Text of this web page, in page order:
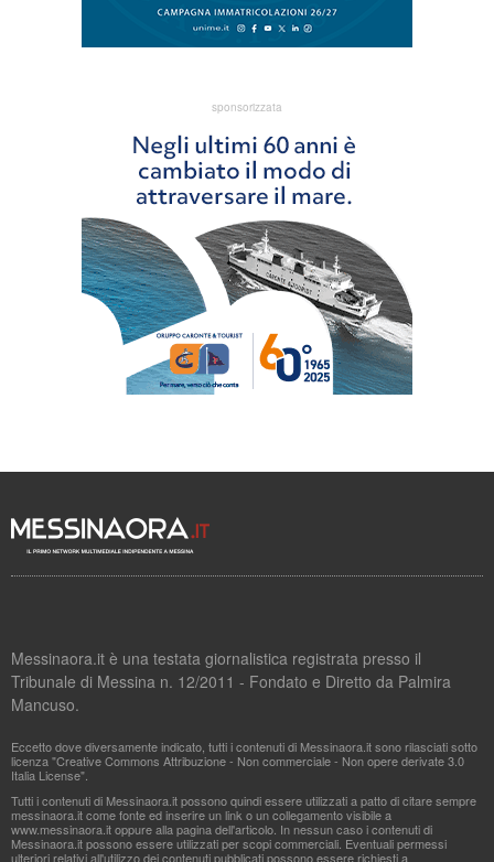
sponsorizzata
Messinaora.it è una testata giornalistica registrata presso il
Tribunale di Messina n. 12/2011 - Fondato e Diretto da Palmira
Mancuso.
Eccetto dove diversamente indicato, tutti i contenuti di Messinaora.it sono rilasciati sotto
licenza "Creative Commons Attribuzione - Non commerciale - Non opere derivate 3.0
Italia License".
Tutti i contenuti di Messinaora.it possono quindi essere utilizzati a patto di citare sempre
messinaora.it come fonte ed inserire un link o un collegamento visibile a
www.messinaora.it oppure alla pagina dell'articolo. In nessun caso i contenuti di
Messinaora.it possono essere utilizzati per scopi commerciali. Eventuali permessi
ulteriori relativi all'utilizzo dei contenuti pubblicati possono essere richiesti a